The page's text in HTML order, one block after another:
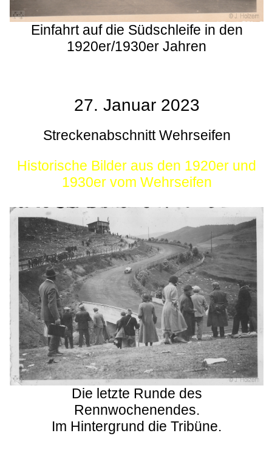
Einfahrt auf die Südschleife in den
1920er/1930er Jahren
27. Januar 2023
Streckenabschnitt Wehrseifen
Historische Bilder aus den 1920er und
1930er vom Wehrseifen
Die letzte Runde des
Rennwochenendes.
Im Hintergrund die Tribüne.